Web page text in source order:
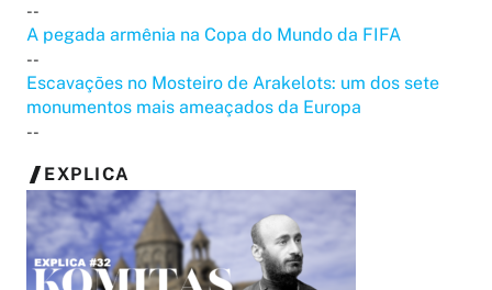
--
A pegada armênia na Copa do Mundo da FIFA
--
Escavações no Mosteiro de Arakelots: um dos sete
monumentos mais ameaçados da Europa
--
EXPLICA